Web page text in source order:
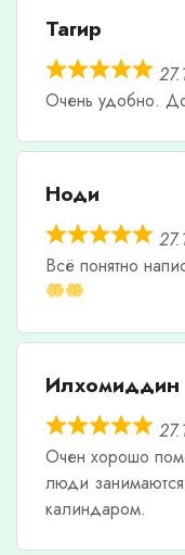
Тагир
Очень удобно.
Ноди
Всë понятно
Илхомиддин
Очен хорошо
люди
калиндаром.